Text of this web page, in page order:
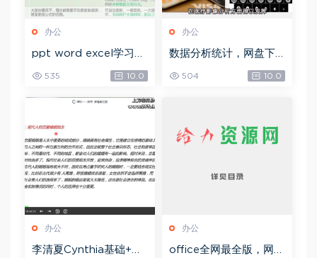
办公
ppt word excel学习教
程，网盘下载(32.92G)
535 10.0
办公
数据分析统计，网盘下
504 10.0
办公
李清夏Cynthia基础+本
办公
office全网最全版，网盘